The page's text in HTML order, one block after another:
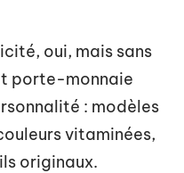
oui, mais sans
porte-monnaie
: modèles
vitaminées,
originaux.